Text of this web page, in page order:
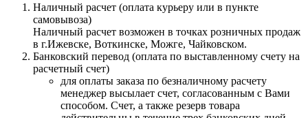
Наличный расчет (оплата курьеру или в пункте
самовывоза)
Наличный расчет возможен в точках розничных продаж
в г.Ижевске, Воткинске, Можге, Чайковском.
Банковский перевод (оплата по выставленному счету на
расчетный счет)
для оплаты заказа по безналичному расчету
менеджер высылает счет, согласованным с Вами
способом. Счет, а также резерв товара